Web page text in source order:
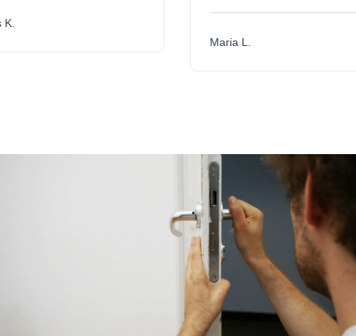
Maria L.